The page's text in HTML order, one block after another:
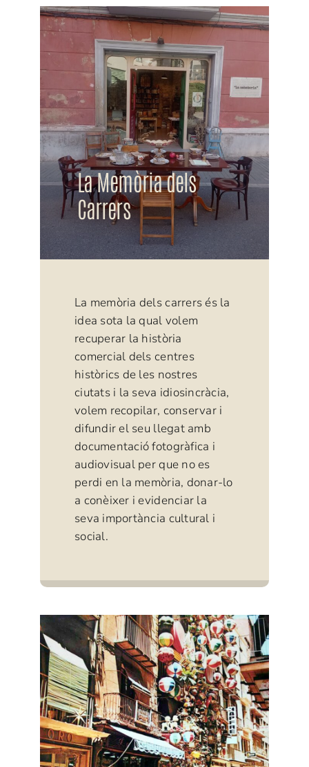
La Memòria dels
Carrers
La memòria dels carrers és la
idea sota la qual volem
recuperar la història
comercial dels centres
històrics de les nostres
ciutats i la seva idiosincràcia,
volem recopilar, conservar i
difundir el seu llegat amb
documentació fotogràfica i
audiovisual per que no es
perdi en la memòria, donar-lo
a conèixer i evidenciar la
seva importància cultural i
social.